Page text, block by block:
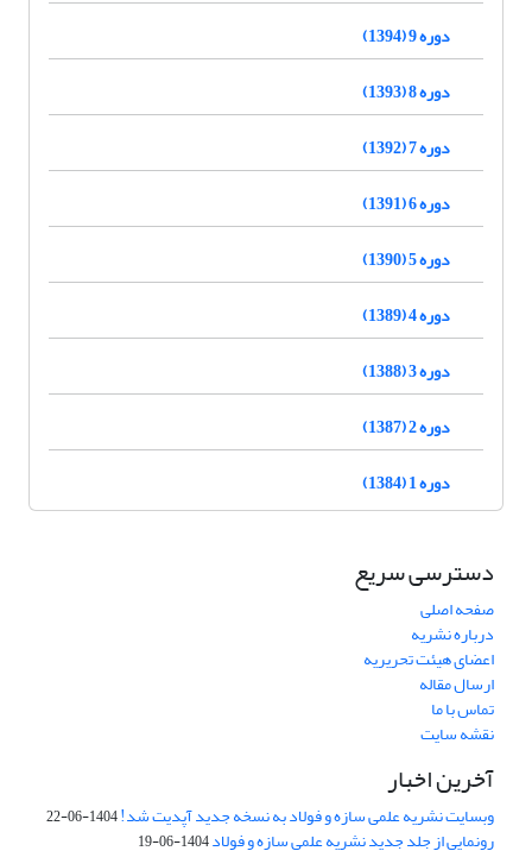
دوره 9 (1394)
دوره 8 (1393)
دوره 7 (1392)
دوره 6 (1391)
دوره 5 (1390)
دوره 4 (1389)
دوره 3 (1388)
دوره 2 (1387)
دوره 1 (1384)
دسترسی سریع
صفحه اصلی
درباره نشریه
اعضای هیئت تحریریه
ارسال مقاله
تماس با ما
نقشه سایت
آخرین اخبار
وبسایت نشریه علمی سازه و فولاد به نسخه جدید آپدیت شد!1404-06-22
رونمایی از جلد جدید نشریه علمی سازه و فولاد1404-06-19